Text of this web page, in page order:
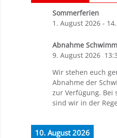
Sommerferien
1. August 2026-
Abnahme
9. August 2026
Wir stehen euch
Abnahme der
zur Verfügung. Bei
sind wir in der
10. August 2026